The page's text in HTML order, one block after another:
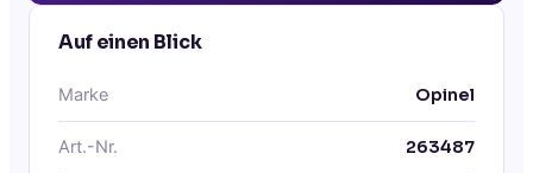
Auf einen Blick
Marke Opinel
Art.-Nr. 263487